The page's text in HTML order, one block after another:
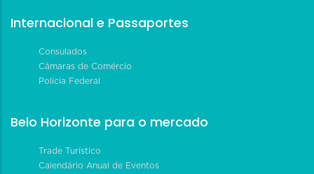
Internacional e Passaportes
Consulados
Câmaras de Comércio
Polícia Federal
Belo Horizonte para o mercado
Trade Turístico
Calendário Anual de Eventos